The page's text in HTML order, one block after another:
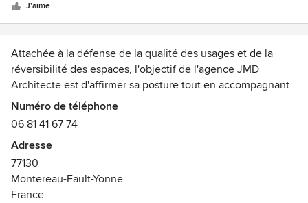
J'aime
Attachée à la défense de la qualité des usages et de la
réversibilité des espaces, l'objectif de l'agence JMD
Architecte est d'affirmer sa posture tout en accompagnant
ses maîtres d'ouvrage dans la définition de leurs
programmes et la réalisation de leurs projets.
S'adressant à la fois aux particuliers qui
souhaitent agrandir ou construire leurs maisons, aux
promoteurs désireux de tirer parti d'un site, aux
Collectivités confrontées aux questions d'accessibilité ou
Numéro de téléphone
06 81 41 67 74
Adresse
77130
Montereau-Fault-Yonne
France